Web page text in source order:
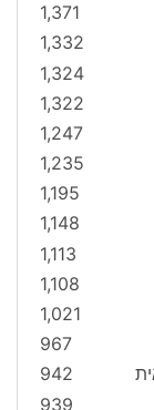
1,371
1,332
1,324
1,322
1,247
1,235
1,195
1,148
1,113
1,108
1,021
967
942
939